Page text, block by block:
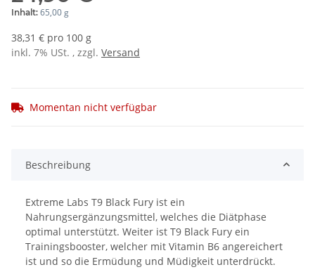
Inhalt: 65,00 g
38,31 € pro 100 g
inkl. 7% USt. , zzgl. Versand
Momentan nicht verfügbar
Beschreibung
Extreme Labs T9 Black Fury ist ein
Nahrungsergänzungsmittel, welches die Diätphase
optimal unterstützt. Weiter ist T9 Black Fury ein
Trainingsbooster, welcher mit Vitamin B6 angereichert
ist und so die Ermüdung und Müdigkeit unterdrückt.